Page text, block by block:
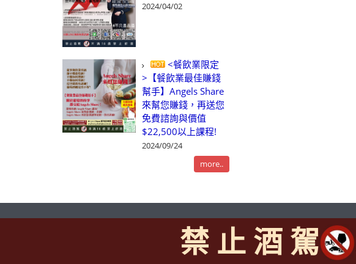
2024/04/02
<餐飲業限定
>【餐飲業最佳賺錢
幫手】Angels Share
來幫您賺錢，再送您
免費諮詢與價值
$22,500以上課程!
2024/09/24
more..
禁 止 酒 駕